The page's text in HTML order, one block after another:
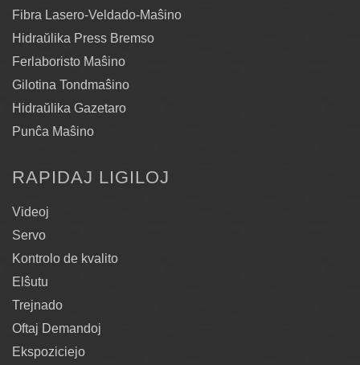
Fibra Lasero-Veldado-Maŝino
Hidraŭlika Press Bremso
Ferlaboristo Maŝino
Gilotina Tondmaŝino
Hidraŭlika Gazetaro
Punĉa Maŝino
RAPIDAJ LIGILOJ
Videoj
Servo
Kontrolo de kvalito
Elŝutu
Trejnado
Oftaj Demandoj
Ekspoziciejo